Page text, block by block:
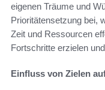
eigenen Träume und
Prioritätensetzung bei,
Zeit und Ressourcen
Fortschritte erzielen
Einfluss von Zielen